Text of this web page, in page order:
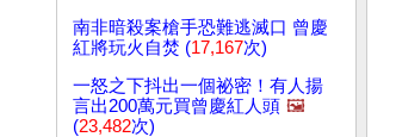
南非暗殺案槍手恐難逃滅口 曾慶
紅將玩火自焚 (17,167次)
一怒之下抖出一個祕密！有人揚
言出200萬元買曾慶紅人頭 🖼️
(23,482次)